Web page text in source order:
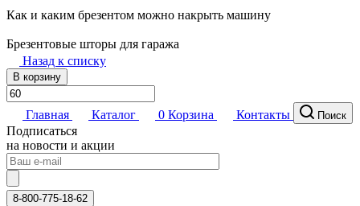
Как и каким брезентом можно накрыть машину
Брезентовые шторы для гаража
Назад к списку
В корзину
Главная Каталог 0 Корзина Контакты Поиск
Подписаться
на новости и акции
8-800-775-18-62